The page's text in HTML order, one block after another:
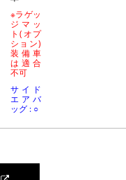
※ラゲッ
ジマッ
ト(オプ
ション)
装備車
は適合
不可
サイド
エアバ
ッグ : ○